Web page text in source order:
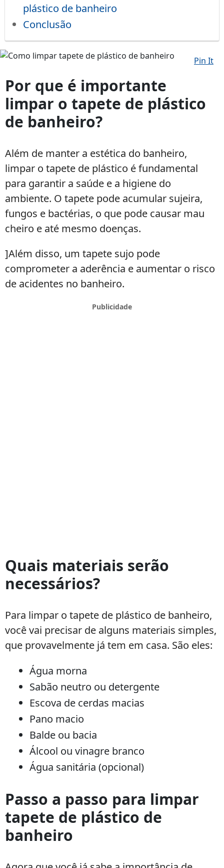
plástico de banheiro
Conclusão
limpar
tapete
plástico
de
Pin It
Por que é importante
limpar o tapete de plástico
de banheiro?
Além de manter a estética do banheiro,
limpar o tapete de plástico é fundamental
para garantir a saúde e a higiene do
ambiente. O tapete pode acumular sujeira,
fungos e bactérias, o que pode causar mau
cheiro e até mesmo doenças.
]Além disso, um tapete sujo pode
comprometer a aderência e aumentar o risco
de acidentes no banheiro.
Quais materiais serão
necessários?
Para limpar o tapete de plástico de banheiro,
você vai precisar de alguns materiais simples,
que provavelmente já tem em casa. São eles:
Água morna
Sabão neutro ou detergente
Escova de cerdas macias
Pano macio
Balde ou bacia
Álcool ou vinagre branco
Água sanitária (opcional)
Passo a passo para limpar
tapete de plástico de
banheiro